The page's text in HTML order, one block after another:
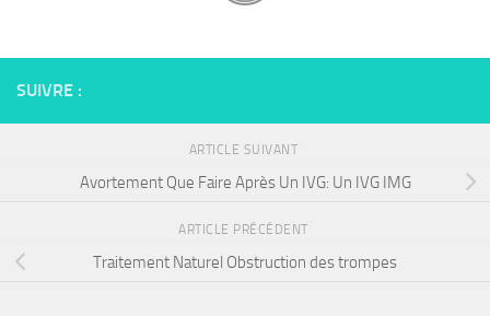
SUIVRE :
ARTICLE SUIVANT
Avortement Que Faire Après Un IVG: Un IVG IMG
ARTICLE PRÉCÉDENT
Traitement Naturel Obstruction des trompes